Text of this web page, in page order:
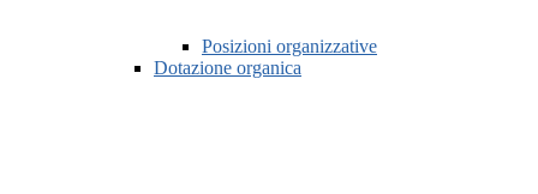
Posizioni organizzative
Dotazione organica